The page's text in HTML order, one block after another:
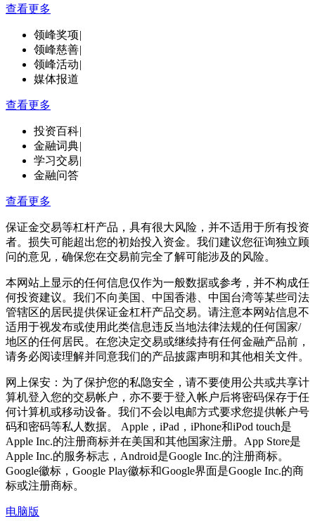
查看更多
领峰奖项|
领峰慈善|
领峰活动|
媒体报道
查看更多
投资百科|
金融词典|
学习交易|
金融问答
查看更多
保证金交易等杠杆产品，具有很大风险，并不适用于所有投资
者。损失可能超出您的初始投入资金。我们建议您征询独立顾
问的意见，确保您在交易前完全了解可能涉及的风险。
本网站上显示的任何信息仅作为一般数据或参考，并不构成任
何投资建议。我们不向美国、中国香港、中国台湾等某些司法
管辖区的居民提供保证金杠杆产品交易。请注意本网站信息不
适用于视发布或使用此类信息违反当地法律法规的任何国家/
地区的任何居民。在您决定交易或继续持有任何金融产品前，
请务必阅读理解并同意我们的产品披露声明和其他相关文件。
网上保安：为了保护您的私隐安全，请不要使用公共或共享计
算机登入您的交易帐户，亦不要于登入帐户后将密码保存于任
何计算机或移动设备。我们不会以电邮方式要求您提供帐户号
码和密码等私人数据。 Apple，iPad，iPhone和iPod touch是
Apple Inc.的注册商标并在美国和其他国家注册。App Store是
Apple Inc.的服务标志，Android是Google Inc.的注册商标。
Google徽标，Google Play徽标和Google界面是Google Inc.的商
标或注册商标。
电脑版